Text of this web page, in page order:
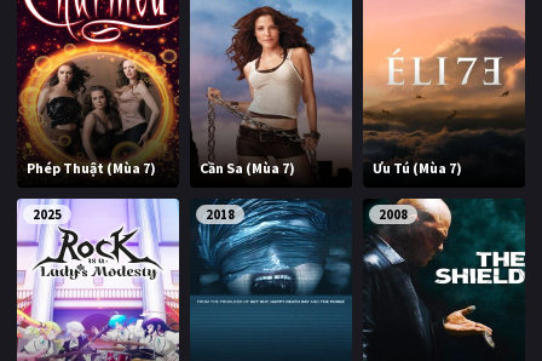
Phép Thuật (Mùa 7) Cần Sa (Mùa 7) Ưu Tú (Mùa 7)
2025 2018 2008